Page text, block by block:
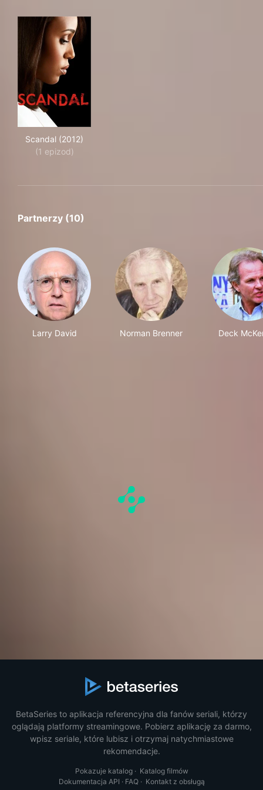
Scandal (2012)
(1 epizod)
Partnerzy (10)
Larry David Norman Brenner Deck
BetaSeries to aplikacja referencyjna dla fanów seriali, którzy
oglądają platformy streamingowe. Pobierz aplikację za darmo,
wpisz seriale, które lubisz i otrzymaj natychmiastowe
rekomendacje.
Pokazuje katalog· Katalog filmów
Dokumentacja API · FAQ· Kontakt z obsługą